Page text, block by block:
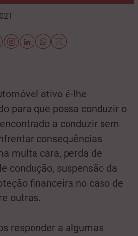
ativo é-lhe
para que possa conduzir o
a conduzir sem
consequências
multa cara, perda de
condução, suspensão da
financeira no caso de
outras.
responder a algumas